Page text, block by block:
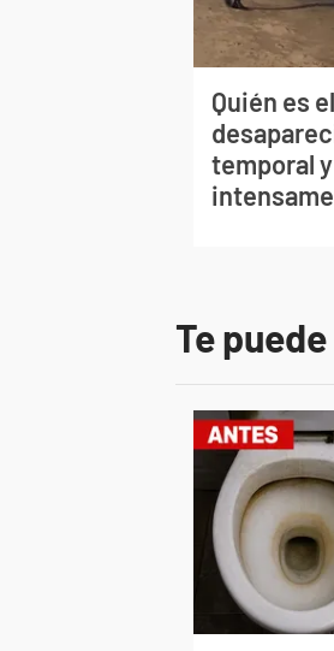
Quién es
temporal
Te